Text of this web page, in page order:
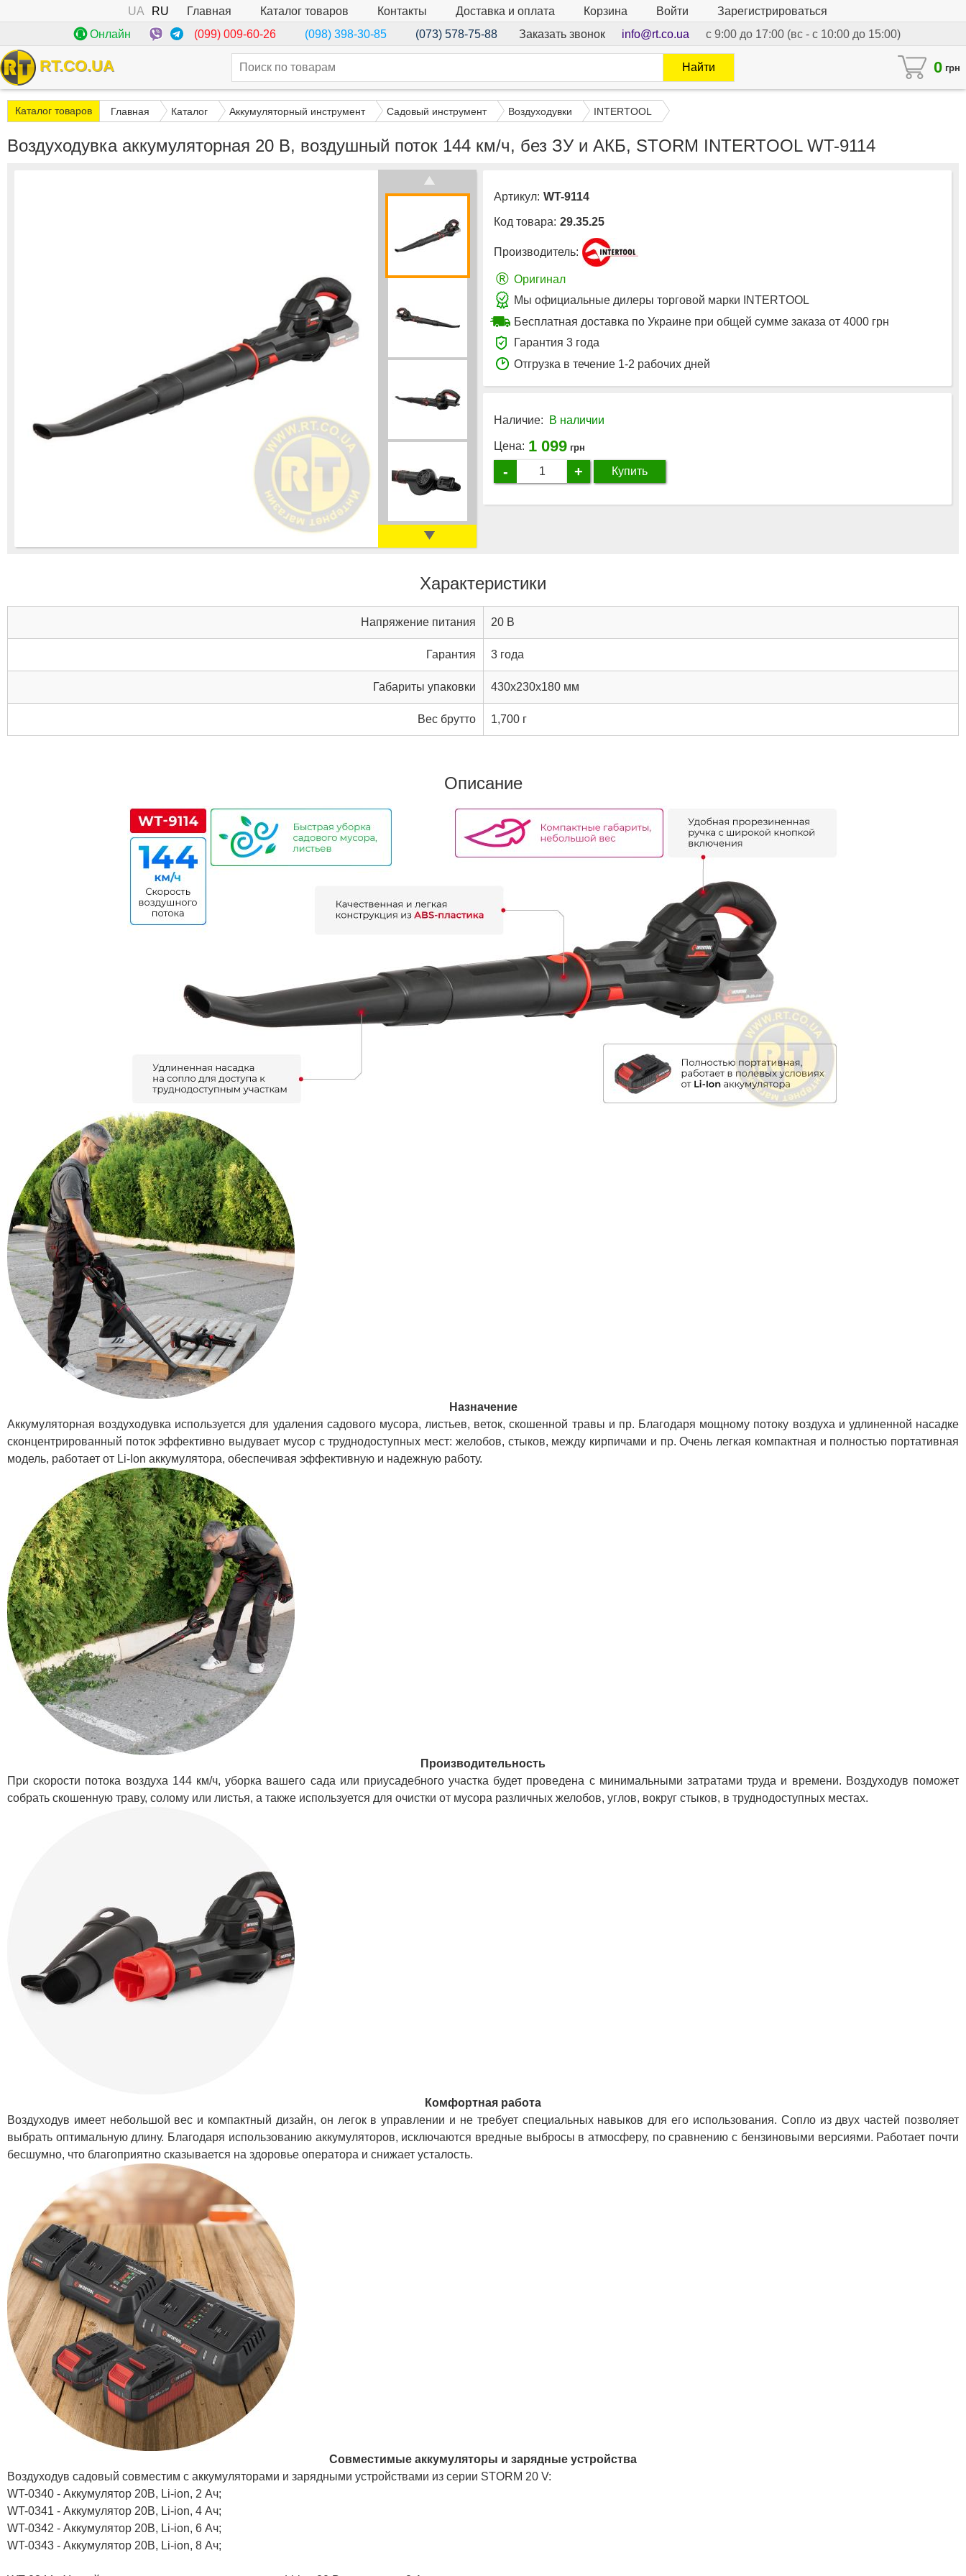
UA RU Главная Каталог товаров Контакты Доставка и оплата Корзина Войти
Зарегистрироваться
Онлайн
(099) 009-60-26 (098) 398-30-85 (073) 578-75-88 Заказать звонок info@rt.co.ua с 9:00 до 17:00 (вс - с 10:00 до 15:00)
RT.CO.UA 0 грн
Найти
Каталог товаров Главная Каталог Аккумуляторный инструмент Садовый инструмент Воздуходувки INTERTOOL
Воздуходувка аккумуляторная 20 В, воздушный поток 144 км/ч, без ЗУ и АКБ, STORM INTERTOOL WT-9114
Артикул: WT-9114
Код товара: 29.35.25
Производитель:
® Оригинал
Мы официальные дилеры торговой марки INTERTOOL
Бесплатная доставка по Украине при общей сумме заказа от 4000 грн
Гарантия 3 года
Отгрузка в течение 1-2 рабочих дней
Наличие: В наличии
Цена: 1 099 грн
- + Купить
Характеристики
Напряжение питания 20 В
Гарантия 3 года
Габариты упаковки 430x230x180 мм
Вес брутто 1,700 г
Описание
Назначение
Аккумуляторная воздуходувка используется для удаления садового мусора, листьев, веток, скошенной травы и пр. Благодаря мощному потоку воздуха и удлиненной насадке
сконцентрированный поток эффективно выдувает мусор с труднодоступных мест: желобов, стыков, между кирпичами и пр. Очень легкая компактная и полностью портативная
модель, работает от Li-Ion аккумулятора, обеспечивая эффективную и надежную работу.
Производительность
При скорости потока воздуха 144 км/ч, уборка вашего сада или приусадебного участка будет проведена с минимальными затратами труда и времени. Воздуходув поможет
собрать скошенную траву, солому или листья, а также используется для очистки от мусора различных желобов, углов, вокруг стыков, в труднодоступных местах.
Комфортная работа
Воздуходув имеет небольшой вес и компактный дизайн, он легок в управлении и не требует специальных навыков для его использования. Сопло из двух частей позволяет
выбрать оптимальную длину. Благодаря использованию аккумуляторов, исключаются вредные выбросы в атмосферу, по сравнению с бензиновыми версиями. Работает почти
бесшумно, что благоприятно сказывается на здоровье оператора и снижает усталость.
Совместимые аккумуляторы и зарядные устройства
Воздуходув садовый совместим с аккумуляторами и зарядными устройствами из серии STORM 20 V:
WT-0340 - Аккумулятор 20В, Li-ion, 2 Ач;
WT-0341 - Аккумулятор 20В, Li-ion, 4 Ач;
WT-0342 - Аккумулятор 20В, Li-ion, 6 Ач;
WT-0343 - Аккумулятор 20В, Li-ion, 8 Ач;